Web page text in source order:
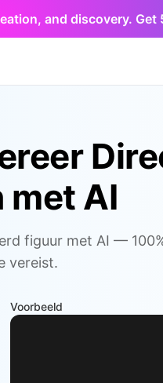
and discovery. Get
met AI
figuur met AI —
vereist.
Voorbeeld